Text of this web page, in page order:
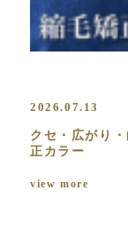
2026.07.13
クセ・広がり
正カラー
view more